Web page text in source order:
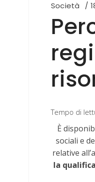
Società
Tempo di
È
sociali e
relative
la